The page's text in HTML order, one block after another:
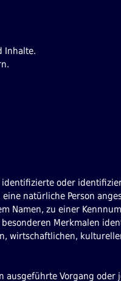
Inhalte.
oder
natürliche Person
Namen, zu einer
Merkmalen
wirtschaftlichen,
ausgeführte Vorgang oder